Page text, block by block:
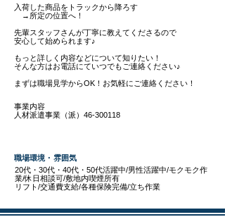
入荷した商品をトラックから降ろす
→所定の位置へ！
先輩スタッフさんが丁寧に教えてくださるので
安心して始められます♪
もっと詳しく内容などについて知りたい！
そんな方はお電話にていつでもご連絡ください♪
まずは職場見学からOK！お気軽にご連絡ください！
事業内容
人材派遣事業（派）46-300118
職場環境・雰囲気
20代・30代・40代・50代活躍中/男性活躍中/モクモク作
業/休日相談可/敷地内喫煙所有
リフト/交通費支給/各種保険完備/立ち作業